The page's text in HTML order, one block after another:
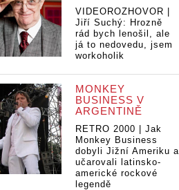
VIDEOROZHOVOR |
Jiří Suchý: Hrozně
rád bych lenošil, ale
já to nedovedu, jsem
workoholik
MONKEY
BUSINESS V
ARGENTINĚ
RETRO 2000 | Jak
Monkey Business
dobyli Jižní Ameriku a
učarovali latinsko-
americké rockové
legendě